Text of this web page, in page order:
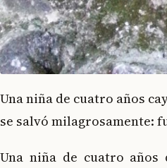
Una niña de cuatro años
se salvó milagrosamente:
Una niña de cuatro años